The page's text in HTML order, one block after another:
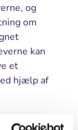
og
om
kan
et
hjælp af